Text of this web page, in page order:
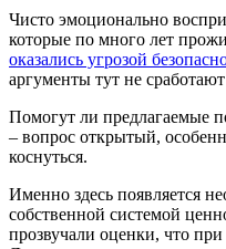
Чисто эмоционально
которые по много лет
оказались угрозой
аргументы тут не
Помогут ли предлагаемые
– вопрос открытый,
коснуться.
Именно здесь появляется
собственной системой
прозвучали оценки, что